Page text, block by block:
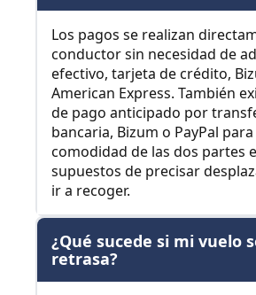
Los pagos se realizan
conductor sin necesidad de
efectivo, tarjeta de crédito,
American Express. También
de pago anticipado por
bancaria, Bizum o PayPal
comodidad de las dos partes
supuestos de precisar
ir a recoger.
¿Qué sucede si mi vuelo
retrasa?